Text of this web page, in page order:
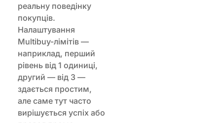
реальну поведінку
покупців.
Налаштування
Multibuy-лімітів —
наприклад, перший
рівень від 1 одиниці,
другий — від 3 —
здається простим,
але саме тут часто
вирішується успіх або